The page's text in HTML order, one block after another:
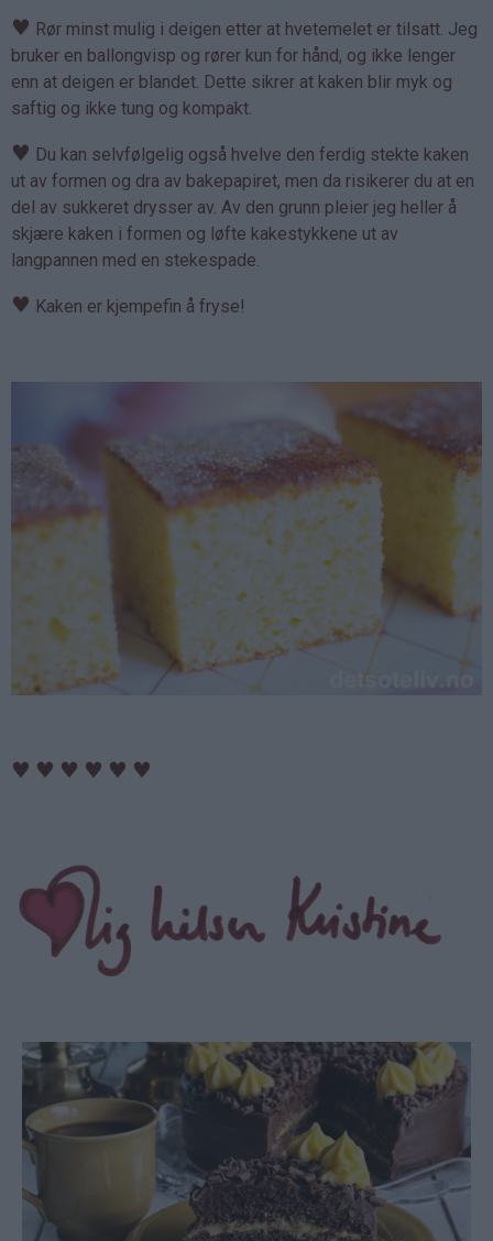
♥ Rør minst mulig i deigen etter at hvetemelet er tilsatt. Jeg
bruker en ballongvisp og rører kun for hånd, og ikke lenger
enn at deigen er blandet. Dette sikrer at kaken blir myk og
saftig og ikke tung og kompakt.
♥ Du kan selvfølgelig også hvelve den ferdig stekte kaken
ut av formen og dra av bakepapiret, men da risikerer du at en
del av sukkeret drysser av. Av den grunn pleier jeg heller å
skjære kaken i formen og løfte kakestykkene ut av
langpannen med en stekespade.
♥ Kaken er kjempefin å fryse!
♥ ♥ ♥ ♥ ♥ ♥